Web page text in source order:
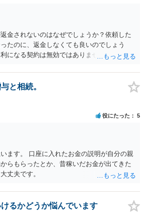
金されないのはなぜでしょうか？依頼した
たのに、返金しなくても良いのでしょう
利になる契約は無効ではありませんか？
れた弁護士が所属する弁護士会に相談さ
。 倒れた弁護士は脳梗塞で倒れたようで
理人の選任は有効なのかという問題もあ
と相続。
役にたった 5
ます。 口座に入れたお金の説明が自分の親
らもらったとか、昔稼いだお金が出てきた
丈夫です。
るかどうか悩んでいます